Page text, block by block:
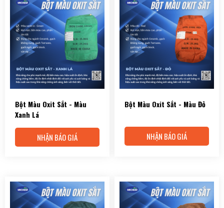
Bột Màu Oxit Sắt - Màu
Xanh Lá
NHẬN BÁO GIÁ
Bột Màu Oxit Sắt - Màu Đỏ
NHẬN BÁO GIÁ